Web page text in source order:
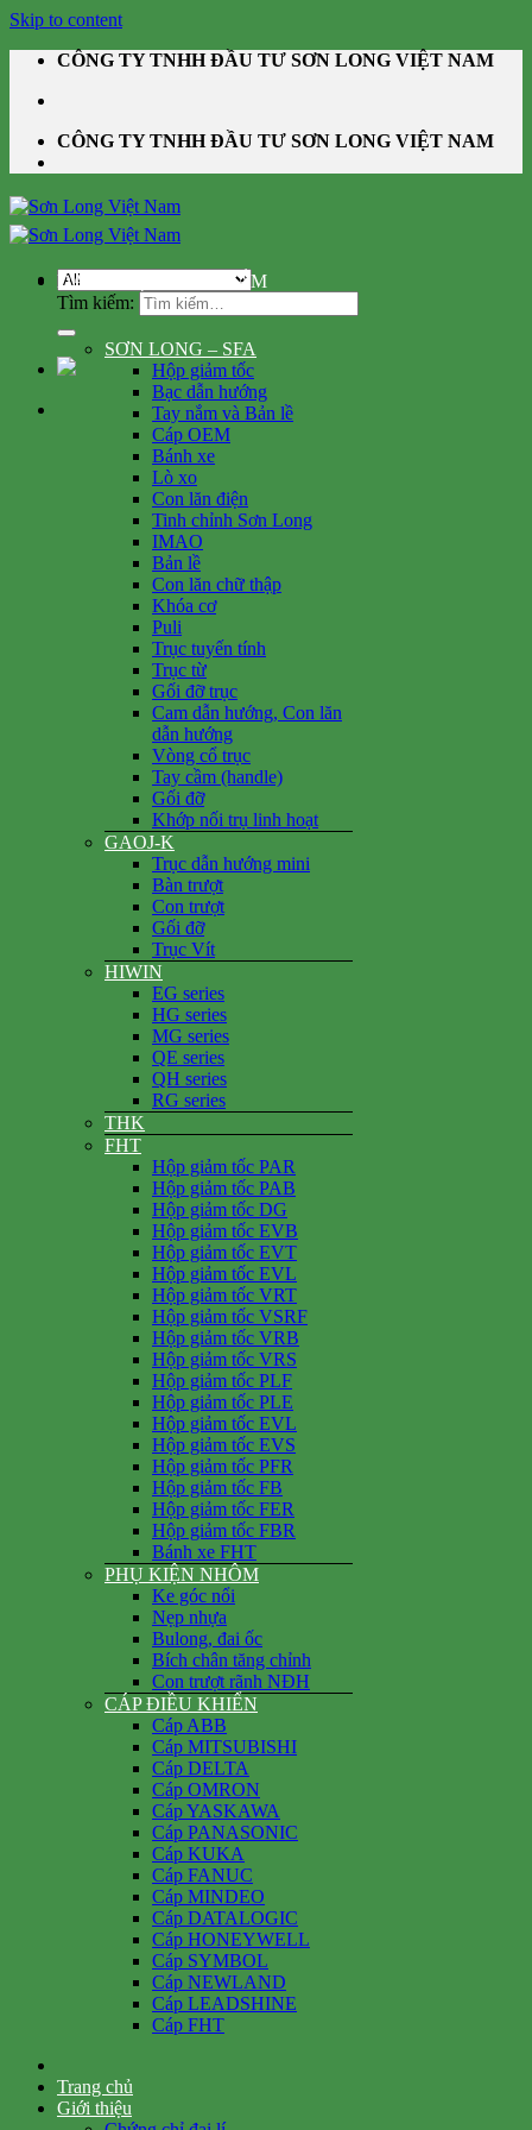
Skip to content
CÔNG TY TNHH ĐẦU TƯ SƠN LONG VIỆT NAM
CÔNG TY TNHH ĐẦU TƯ SƠN LONG VIỆT NAM
Tìm kiếm:
DANH MỤC SẢN PHẨM
SƠN LONG – SFA
Hộp giảm tốc
Bạc dẫn hướng
Tay nắm và Bản lề
Cáp OEM
Bánh xe
Lò xo
Con lăn điện
Tinh chỉnh Sơn Long
IMAO
Bản lề
Con lăn chữ thập
Khóa cơ
Puli
Trục tuyến tính
Trục từ
Gối đỡ trục
Cam dẫn hướng, Con lăn
dẫn hướng
Vòng cổ trục
Tay cầm (handle)
Gối đỡ
Khớp nối trụ linh hoạt
GAOJ-K
Trục dẫn hướng mini
Bàn trượt
Con trượt
Gối đỡ
Trục Vít
HIWIN
EG series
HG series
MG series
QE series
QH series
RG series
THK
FHT
Hộp giảm tốc PAR
Hộp giảm tốc PAB
Hộp giảm tốc DG
Hộp giảm tốc EVB
Hộp giảm tốc EVT
Hộp giảm tốc EVL
Hộp giảm tốc VRT
Hộp giảm tốc VSRF
Hộp giảm tốc VRB
Hộp giảm tốc VRS
Hộp giảm tốc PLF
Hộp giảm tốc PLE
Hộp giảm tốc EVL
Hộp giảm tốc EVS
Hộp giảm tốc PFR
Hộp giảm tốc FB
Hộp giảm tốc FER
Hộp giảm tốc FBR
Bánh xe FHT
PHỤ KIỆN NHÔM
Ke góc nổi
Nẹp nhựa
Bulong, đai ốc
Bích chân tăng chỉnh
Con trượt rãnh NĐH
CÁP ĐIỀU KHIỂN
Cáp ABB
Cáp MITSUBISHI
Cáp DELTA
Cáp OMRON
Cáp YASKAWA
Cáp PANASONIC
Cáp KUKA
Cáp FANUC
Cáp MINDEO
Cáp DATALOGIC
Cáp HONEYWELL
Cáp SYMBOL
Cáp NEWLAND
Cáp LEADSHINE
Cáp FHT
Trang chủ
Giới thiệu